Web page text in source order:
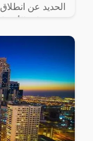
الحديد عن
المختلفة لها،